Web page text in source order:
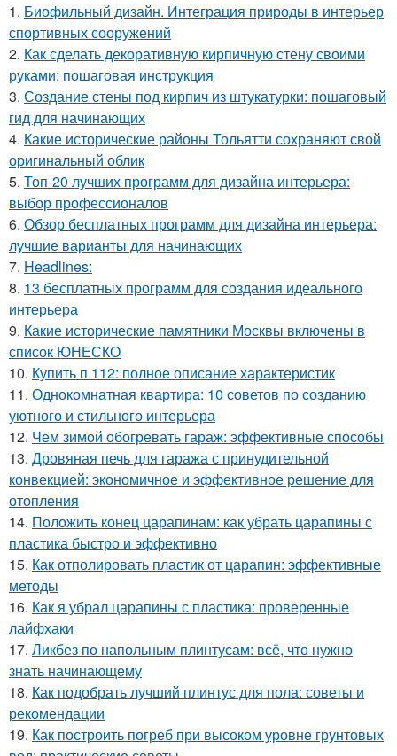
1. Биофильный дизайн. Интеграция природы в интерьер
спортивных сооружений
2. Как сделать декоративную кирпичную стену своими
руками: пошаговая инструкция
3. Создание стены под кирпич из штукатурки: пошаговый
гид для начинающих
4. Какие исторические районы Тольятти сохраняют свой
оригинальный облик
5. Топ-20 лучших программ для дизайна интерьера:
выбор профессионалов
6. Обзор бесплатных программ для дизайна интерьера:
лучшие варианты для начинающих
7. Headlines:
8. 13 бесплатных программ для создания идеального
интерьера
9. Какие исторические памятники Москвы включены в
список ЮНЕСКО
10. Купить п 112: полное описание характеристик
11. Однокомнатная квартира: 10 советов по созданию
уютного и стильного интерьера
12. Чем зимой обогревать гараж: эффективные способы
13. Дровяная печь для гаража с принудительной
конвекцией: экономичное и эффективное решение для
отопления
14. Положить конец царапинам: как убрать царапины с
пластика быстро и эффективно
15. Как отполировать пластик от царапин: эффективные
методы
16. Как я убрал царапины с пластика: проверенные
лайфхаки
17. Ликбез по напольным плинтусам: всё, что нужно
знать начинающему
18. Как подобрать лучший плинтус для пола: советы и
рекомендации
19. Как построить погреб при высоком уровне грунтовых